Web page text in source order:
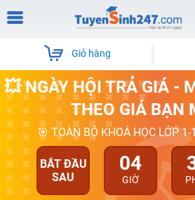
Giỏ hàng
💥 NGÀY HỘI TRẢ GIÁ -
THEO GIÁ BẠN
🎯 TOÀN BỘ KHOÁ HỌC LỚP
BẮT ĐẦU
SAU
04
GIỜ